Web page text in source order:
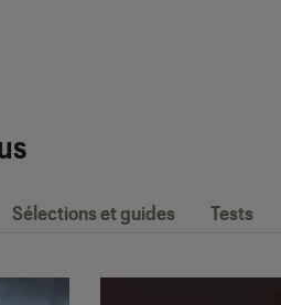
Sélections et guides Tests